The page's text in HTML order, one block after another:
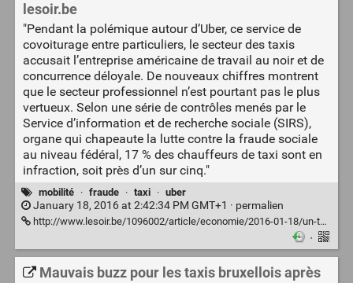
lesoir.be
"Pendant la polémique autour d’Uber, ce service de
covoiturage entre particuliers, le secteur des taxis
accusait l’entreprise américaine de travail au noir et de
concurrence déloyale. De nouveaux chiffres montrent
que le secteur professionnel n’est pourtant pas le plus
vertueux. Selon une série de contrôles menés par le
Service d’information et de recherche sociale (SIRS),
organe qui chapeaute la lutte contre la fraude sociale
au niveau fédéral, 17 % des chauffeurs de taxi sont en
infraction, soit près d’un sur cinq."
mobilité · fraude · taxi · uber
January 18, 2016 at 2:42:34 PM GMT+1 · permalien
http://www.lesoir.be/1096002/article/economie/2016-01-18/un-taximan-sur-cinq-fraude
·
Mauvais buzz pour les taxis bruxellois après